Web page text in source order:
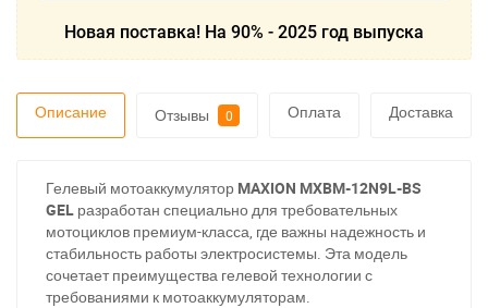
Новая поставка! На 90% - 2025 год выпуска
Описание Отзывы 0 Оплата Доставка
Гелевый мотоаккумулятор MAXION MXBM-12N9L-BS
GEL разработан специально для требовательных
мотоциклов премиум-класса, где важны надежность и
стабильность работы электросистемы. Эта модель
сочетает преимущества гелевой технологии с
требованиями к мотоаккумуляторам.